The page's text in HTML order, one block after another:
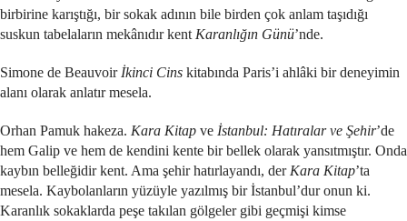
birbirine karıştığı, bir sokak adının bile birden çok anlam taşıdığı
suskun tabelaların mekânıdır kent Karanlığın Günü’nde.
Simone de Beauvoir İkinci Cins kitabında Paris’i ahlâki bir deneyimin
alanı olarak anlatır mesela.
Orhan Pamuk hakeza. Kara Kitap ve İstanbul: Hatıralar ve Şehir’de
hem Galip ve hem de kendini kente bir bellek olarak yansıtmıştır. Onda
kaybın belleğidir kent. Ama şehir hatırlayandı, der Kara Kitap’ta
mesela. Kaybolanların yüzüyle yazılmış bir İstanbul’dur onun ki.
Karanlık sokaklarda peşe takılan gölgeler gibi geçmişi kimse